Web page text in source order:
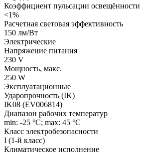
Коэффициент пульсации освещённости
<1%
Расчетная световая эффективность
150 лм/Вт
Электрические
Напряжение питания
230 V
Мощность, макс.
250 W
Эксплуатационные
Ударопрочность (IK)
IK08 (EV006814)
Диапазон рабочих температур
min: -25 °C; max: 45 °C
Класс электробезопасности
I (1-й класс)
Климатическое исполнение